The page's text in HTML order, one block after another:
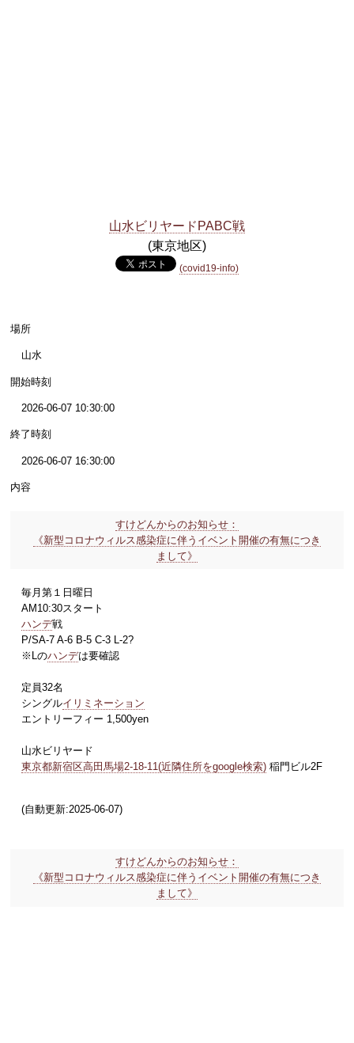
山水ビリヤードPABC戦
(東京地区)
(covid19-info)
場所
山水
開始時刻
2026-06-07 10:30:00
終了時刻
2026-06-07 16:30:00
内容
すけどんからのお知らせ：
《新型コロナウィルス感染症に伴うイベント開催の有無につき
まして》
毎月第１日曜日
AM10:30スタート
ハンデ戦
P/SA-7 A-6 B-5 C-3 L-2?
※Lのハンデは要確認
定員32名
シングルイリミネーション
エントリーフィー 1,500yen
山水ビリヤード
東京都新宿区高田馬場2-18-11(近隣住所をgoogle検索)稲門ビル2F
(自動更新:2025-06-07)
すけどんからのお知らせ：
《新型コロナウィルス感染症に伴うイベント開催の有無につき
まして》